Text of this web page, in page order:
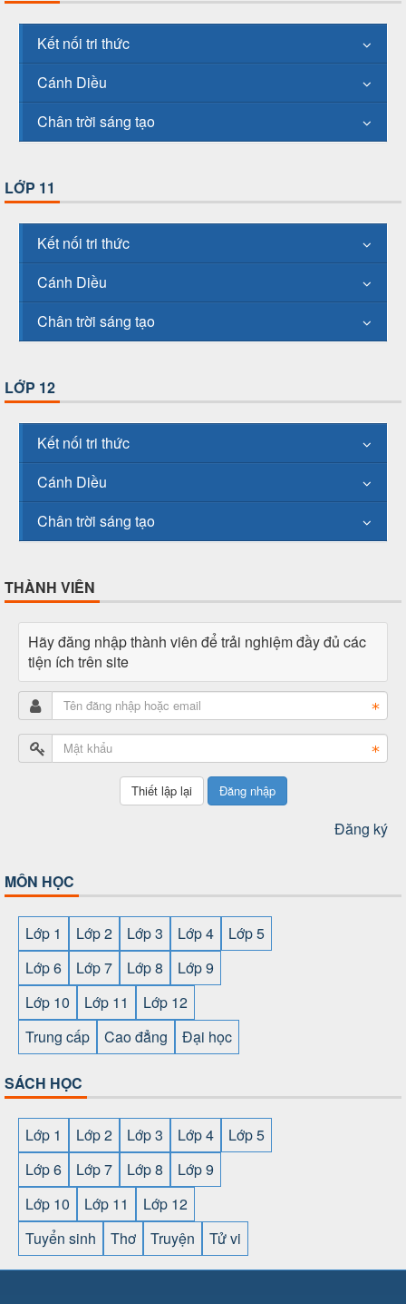
Kết nối tri thức
Cánh Diều
Chân trời sáng tạo
LỚP 11
Kết nối tri thức
Cánh Diều
Chân trời sáng tạo
LỚP 12
Kết nối tri thức
Cánh Diều
Chân trời sáng tạo
THÀNH VIÊN
Hãy đăng nhập thành viên để trải nghiệm đầy đủ các
tiện ích trên site
Đăng nhập
Đăng ký
MÔN HỌC
Lớp 1 Lớp 2 Lớp 3 Lớp 4
Lớp 5
Lớp 6
Lớp 7 Lớp 8
Lớp 9
Lớp 10
Lớp 11
Lớp 12
Trung cấp
Cao đẳng Đại học
SÁCH HỌC
Lớp 1 Lớp 2 Lớp 3 Lớp 4
Lớp 5
Lớp 6
Lớp 7 Lớp 8
Lớp 9
Lớp 10
Lớp 11
Lớp 12
Tuyển sinh
Thơ Truyện Tử vi